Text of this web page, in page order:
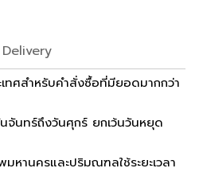
Delivery
ทศสำหรับคำสั่งซื้อที่มียอดมากกว่า
นทร์ถึงวันศุกร์ ยกเว้นวันหยุด
หานครและปริมณฑลใช้ระยะเวลา